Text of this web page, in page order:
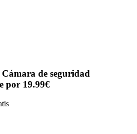
de seguridad
por 19.99€